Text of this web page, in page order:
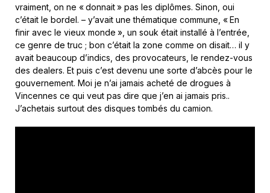
vraiment, on ne « donnait » pas les diplômes. Sinon, oui
c’était le bordel. – y’avait une thématique commune, « En
finir avec le vieux monde », un souk était installé à l’entrée,
ce genre de truc ; bon c’était la zone comme on disait… il y
avait beaucoup d’indics, des provocateurs, le rendez-vous
des dealers. Et puis c’est devenu une sorte d’abcès pour le
gouvernement. Moi je n’ai jamais acheté de drogues à
Vincennes ce qui veut pas dire que j’en ai jamais pris..
J’achetais surtout des disques tombés du camion.